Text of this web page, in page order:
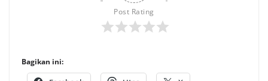
Post Rating
Bagikan ini: